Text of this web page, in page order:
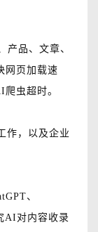
产品、文章、
网页加载速
虫超时。
作，以及企业
、
AI对内容收录